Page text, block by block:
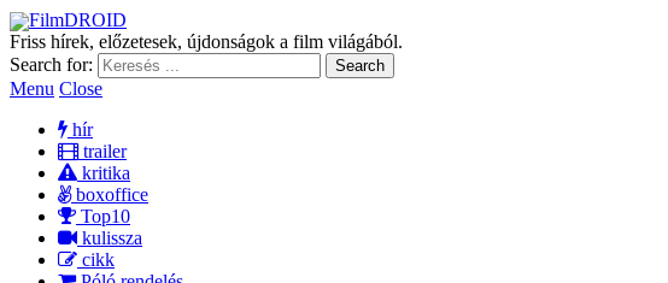
FilmDROID
Friss hírek, előzetesek, újdonságok a film világából.
Search for:
Menu Close
hír
trailer
kritika
boxoffice
Top10
kulissza
cikk